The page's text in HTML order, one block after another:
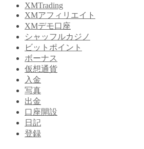
XMTrading
XMアフィリエイト
XMデモ口座
シャッフルカジノ
ビットポイント
ボーナス
仮想通貨
入金
写真
出金
口座開設
日記
登録